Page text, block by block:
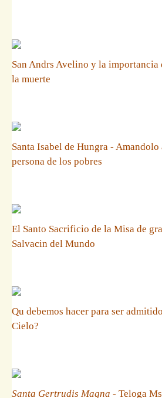
San Andrs Avelino y la importancia
la muerte
Santa Isabel de Hungra - Amandolo
persona de los pobres
El Santo Sacrificio de la Misa de
Salvacin del Mundo
Qu debemos hacer para ser
Cielo?
Santa Gertrudis Magna - Teloga